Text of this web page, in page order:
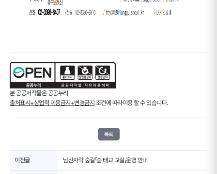
본 공공저작물은 공공누리
출처표시+상업적 이용금지+변경금지 조건에 따라이용 할 수 있습니다.
목록
이전글 남산자락 숲길「숲 태교 교실」운영 안내